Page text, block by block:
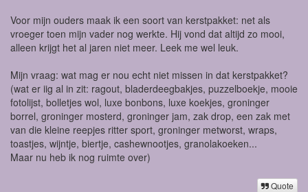
Voor mijn ouders maak ik een soort van kerstpakket: net als
vroeger toen mijn vader nog werkte. Hij vond dat altijd zo mooi,
alleen krijgt het al jaren niet meer. Leek me wel leuk.
Mijn vraag: wat mag er nou echt niet missen in dat kerstpakket?
(wat er iig al in zit: ragout, bladerdeegbakjes, puzzelboekje, mooie
fotolijst, bolletjes wol, luxe bonbons, luxe koekjes, groninger
borrel, groninger mosterd, groninger jam, zak drop, een zak met
van die kleine reepjes ritter sport, groninger metworst, wraps,
toastjes, wijntje, biertje, cashewnootjes, granolakoeken...
Maar nu heb ik nog ruimte over)
Quote